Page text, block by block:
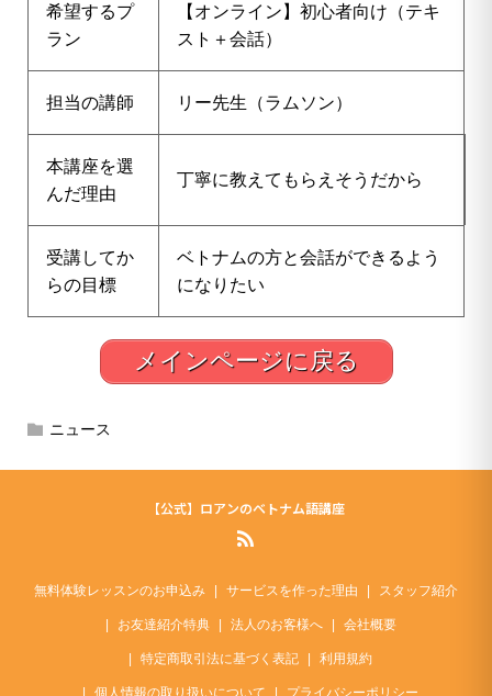
希望するプ
ラン
【オンライン】初心者向け（テキ
スト＋会話）
担当の講師 リー先生（ラムソン）
本講座を選
んだ理由
丁寧に教えてもらえそうだから
受講してか
らの目標
ベトナムの方と会話ができるよう
になりたい
メインページに戻る
ニュース
【公式】ロアンのベトナム語講座
無料体験レッスンのお申込み サービスを作った理由 スタッフ紹介
お友達紹介特典 法人のお客様へ 会社概要
特定商取引法に基づく表記 利用規約
個人情報の取り扱いについて プライバシーポリシー